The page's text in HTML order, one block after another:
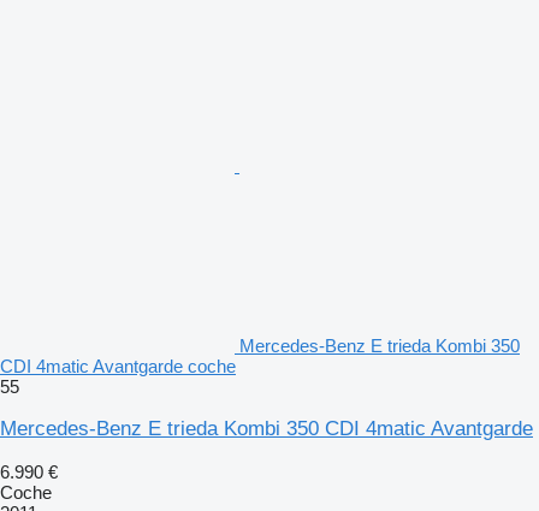
Mercedes-Benz E trieda Kombi 350
CDI 4matic Avantgarde coche
55
Mercedes-Benz E trieda Kombi 350 CDI 4matic Avantgarde
6.990 €
Coche